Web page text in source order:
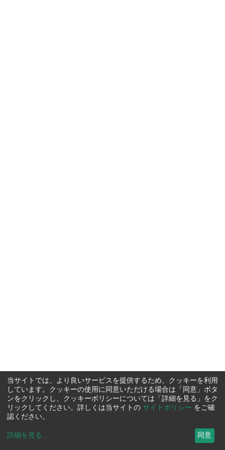
当サイトでは、より良いサービスを提供するため、クッキーを利用
しています。クッキーの使用に同意いただける場合は「同意」ボタ
ンをクリックし、クッキーポリシーについては「詳細を見る」をク
リックしてください。詳しくは当サイトの サイトポリシー をご確
認ください。
詳細を見る ... 同意